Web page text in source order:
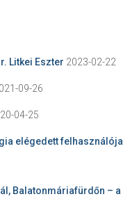
Litkei Eszter 2023-02-22
09-26
04-25
elégedett felhasználója
Balatonmáriafürdőn – a